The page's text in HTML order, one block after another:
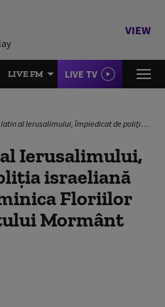
VIEW
LIVE FM LIVE TV
împiedicat de poliţia israeliană să celebreze Duminica Floriilor la Biserica Sfântului Mormânt
Ierusalimului,
israeliană
Floriilor
Mormânt